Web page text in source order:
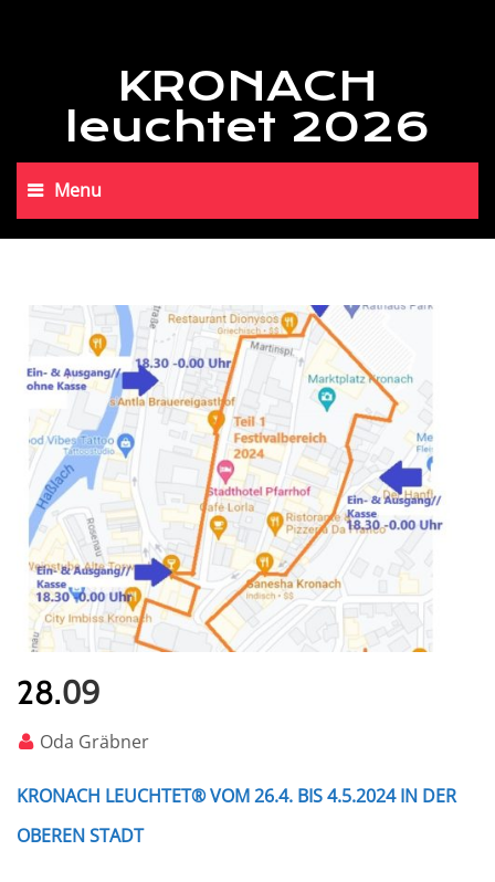
KRONACH
leuchtet 2026
Menu
28.09
Oda Gräbner
KRONACH LEUCHTET® VOM 26.4. BIS 4.5.2024 IN DER
OBEREN STADT